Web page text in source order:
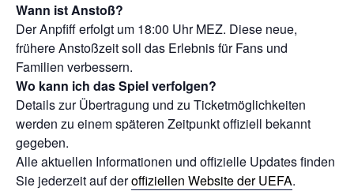
Wann ist Anstoß?
Der Anpfiff erfolgt um 18:00 Uhr MEZ. Diese neue,
frühere Anstoßzeit soll das Erlebnis für Fans und
Familien verbessern.
Wo kann ich das Spiel verfolgen?
Details zur Übertragung und zu Ticketmöglichkeiten
werden zu einem späteren Zeitpunkt offiziell bekannt
gegeben.
Alle aktuellen Informationen und offizielle Updates finden
Sie jederzeit auf deroffiziellen Website der UEFA.